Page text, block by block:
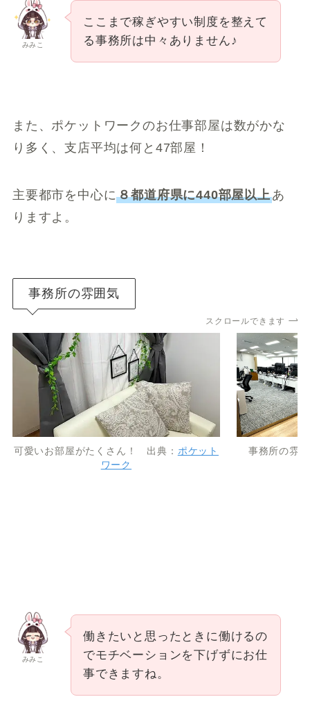
みみこ
ここまで稼ぎやすい制度を整えて
る事務所は中々ありません♪
また、ポケットワークのお仕事部屋は数がかな
り多く、支店平均は何と47部屋！
主要都市を中心に８都道府県に440部屋以上あ
りますよ。
事務所の雰囲気
スクロールできます
可愛いお部屋がたくさん！ 出典： ポケット
ワーク
事務所の雰
みみこ
働きたいと思ったときに働けるの
でモチベーションを下げずにお仕
事できますね。